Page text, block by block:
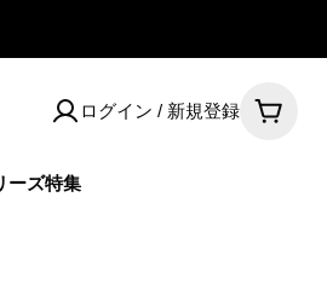
ログイン / 新規登録
カ
ーズ特集